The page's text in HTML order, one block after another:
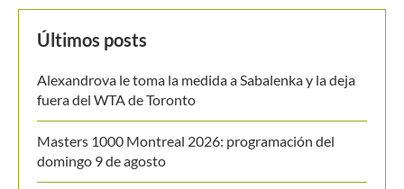
BUSCAR
MANTENTE EN CONTACTO